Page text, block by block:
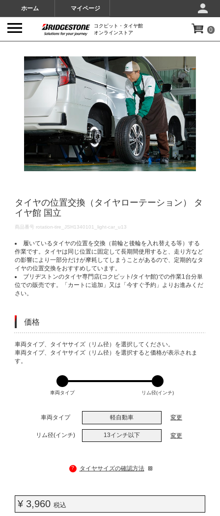
ホーム マイページ
コクピット・タイヤ館
オンラインストア
0
タイヤの位置交換（タイヤローテーション） タ
イヤ館 国立
DETAILS
商品番号 rotation-tire_JSH1340101_light-car_u13
履いているタイヤの位置を交換（前輪と後輪を入れ替える等）する
作業です。タイヤは同じ位置に固定して長期間使用すると、走り方など
の影響により一部分だけが摩耗してしまうことがあるので、定期的なタ
イヤの位置交換をおすすめしています。
ブリヂストンのタイヤ専門店(コクピット/タイヤ館)での作業1台分単
位での販売です。「カートに追加」又は「今すぐ予約」よりお進みくだ
さい。
価格
VARIATIONS
車両タイプ、タイヤサイズ（リム径）を選択してください。
車両タイプ、タイヤサイズ（リム径）を選択すると価格が表示されま
す。
車両タイプ リム径(インチ)
車両タイプ 軽自動車 変更
リム径(インチ) 13インチ以下 変更
? タイヤサイズの確認方法
¥ 3,960 税込